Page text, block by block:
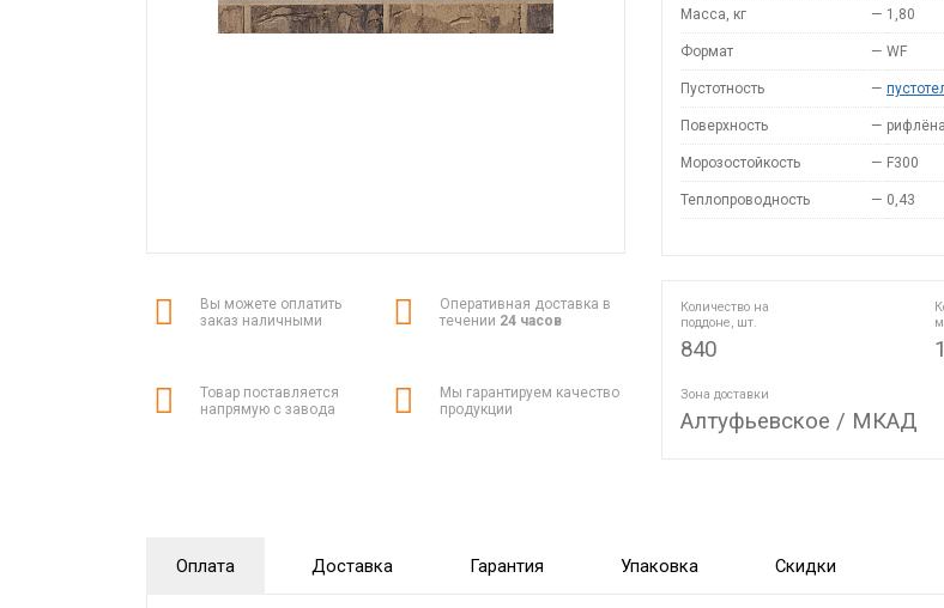
Вы можете оплатить
заказ наличными
Оперативная доставка в
течении 24 часов
Товар поставляется
напрямую с завода
Мы гарантируем качество
продукции
Масса, кг — 1,80
Формат — WF
Пустотность —
Поверхность —
Морозостойкость — F300
Теплопроводность — 0,43
Количество на
поддоне, шт.
840
Зона доставки
Алтуфьевское / МКАД
Оплата Доставка Гарантия Упаковка Скидки